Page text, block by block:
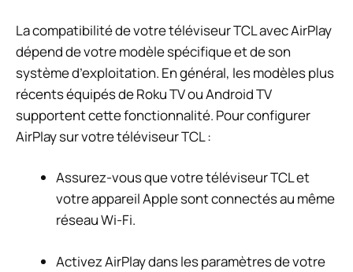
La compatibilité de votre téléviseur TCL avec AirPlay
dépend de votre modèle spécifique et de son
système d’exploitation. En général, les modèles plus
récents équipés de Roku TV ou Android TV
supportent cette fonctionnalité. Pour configurer
AirPlay sur votre téléviseur TCL :
Assurez-vous que votre téléviseur TCL et
votre appareil Apple sont connectés au même
réseau Wi-Fi.
Activez AirPlay dans les paramètres de votre